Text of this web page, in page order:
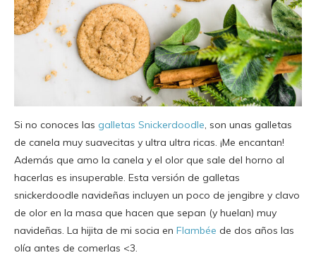
Si no conoces las galletas Snickerdoodle, son unas galletas
de canela muy suavecitas y ultra ultra ricas. ¡Me encantan!
Además que amo la canela y el olor que sale del horno al
hacerlas es insuperable. Esta versión de galletas
snickerdoodle navideñas incluyen un poco de jengibre y clavo
de olor en la masa que hacen que sepan (y huelan) muy
navideñas. La hijita de mi socia en Flambée de dos años las
olía antes de comerlas <3.